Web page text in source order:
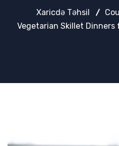
Xaricdə Təhsil
Vegetarian Skillet Dinners